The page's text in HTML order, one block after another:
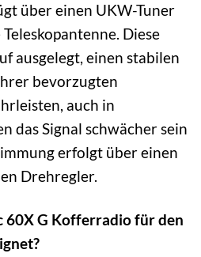
über einen UKW-Tuner
Diese
ausgelegt, einen stabilen
bevorzugten
auch in
das Signal schwächer sein
erfolgt über einen
Drehregler.
60X G Kofferradio für den